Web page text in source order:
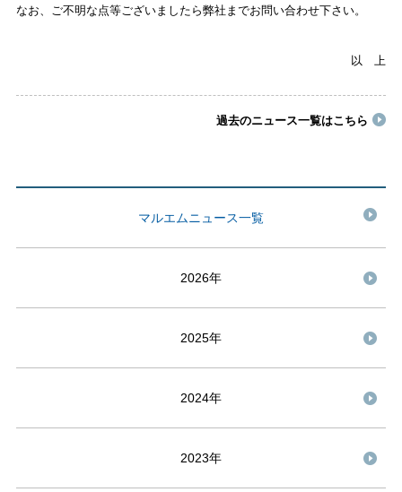
なお、ご不明な点等ございましたら弊社までお問い合わせ下さい。
以 上
過去のニュース一覧はこちら
マルエムニュース一覧
2026年
2025年
2024年
2023年